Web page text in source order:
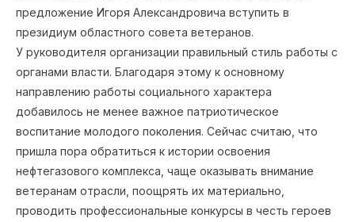
предложение Игоря Александровича вступить в
президиум областного совета ветеранов.
У руководителя организации правильный стиль работы с
органами власти. Благодаря этому к основному
направлению работы социального характера
добавилось не менее важное патриотическое
воспитание молодого поколения. Сейчас считаю, что
пришла пора обратиться к истории освоения
нефтегазового комплекса, чаще оказывать внимание
ветеранам отрасли, поощрять их материально,
проводить профессиональные конкурсы в честь героев